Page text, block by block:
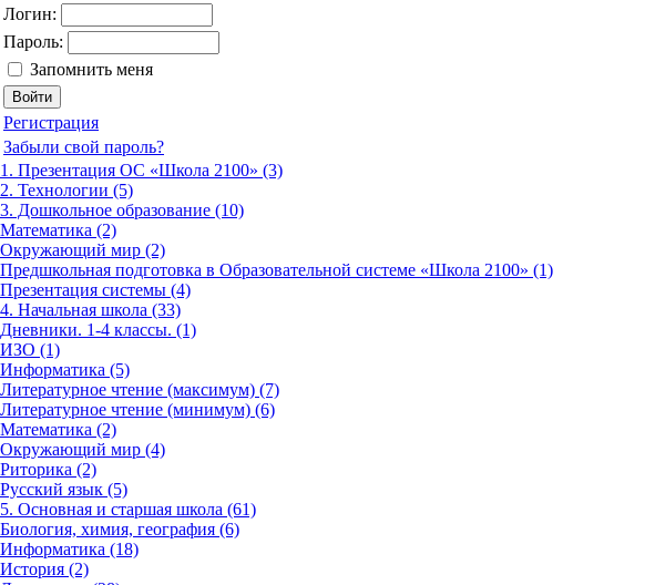
Логин:
Пароль:
Запомнить меня
Регистрация
Забыли свой пароль?
1. Презентация ОС «Школа 2100» (3)
2. Технологии (5)
3. Дошкольное образование (10)
Математика (2)
Окружающий мир (2)
Предшкольная подготовка в Образовательной системе «Школа 2100» (1)
Презентация системы (4)
4. Начальная школа (33)
Дневники. 1-4 классы. (1)
ИЗО (1)
Информатика (5)
Литературное чтение (максимум) (7)
Литературное чтение (минимум) (6)
Математика (2)
Окружающий мир (4)
Риторика (2)
Русский язык (5)
5. Основная и старшая школа (61)
Биология, химия, география (6)
Информатика (18)
История (2)